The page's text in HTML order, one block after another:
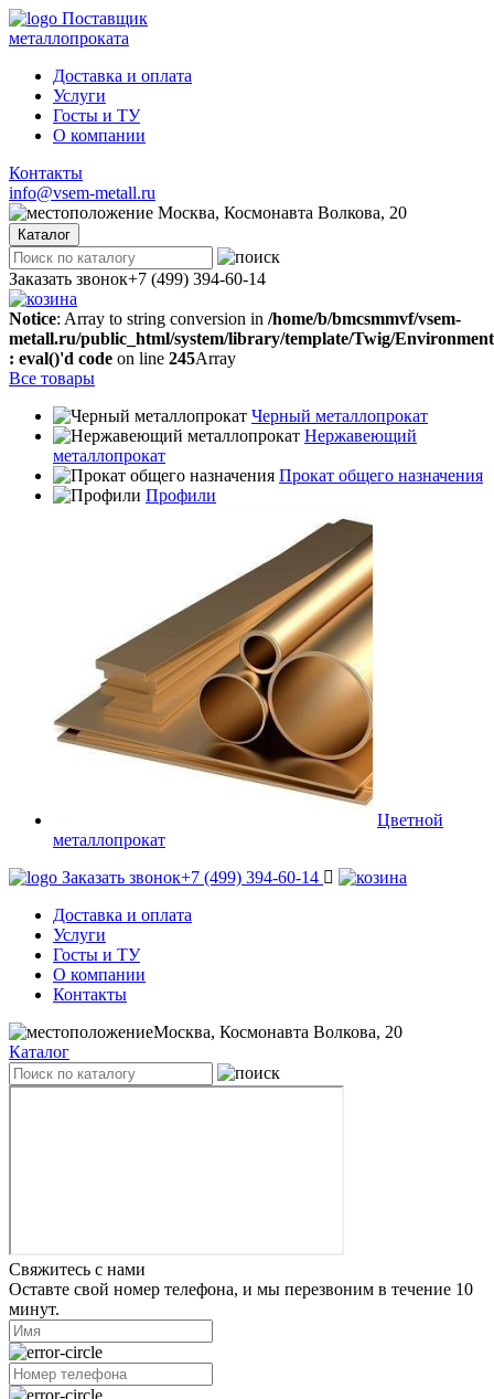
Поставщик
металлопроката
Доставка и оплата
Услуги
Госты и ТУ
О компании
Контакты
info@vsem-metall.ru
Москва, Космонавта Волкова, 20
Каталог
Заказать звонок+7 (499) 394-60-14
Notice: Array to string conversion in /home/b/bmcsmmvf/vsem-
metall.ru/public_html/system/library/template/Twig/
: eval()'d code on line 245Array
Все товары
Черный металлопрокат
Нержавеющий
металлопрокат
Прокат общего назначения
Профили
Цветной
металлопрокат
Заказать звонок+7 (499) 394-60-14
Доставка и оплата
Услуги
Госты и ТУ
О компании
Контакты
Москва, Космонавта Волкова, 20
Каталог
Свяжитесь с нами
Оставте свой номер телефона, и мы перезвоним в течение 10
минут.